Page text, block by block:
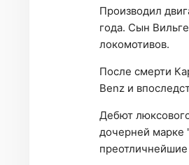
Производил
года. Сын
локомотивов.
После смерти
Benz и
Дебют
дочерней марке